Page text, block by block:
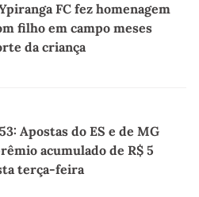
FC fez homenagem
filho em campo meses
da criança
Apostas do ES e de MG
acumulado de R$ 5
terça-feira